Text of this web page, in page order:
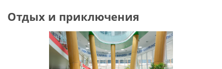
Отдых и приключения